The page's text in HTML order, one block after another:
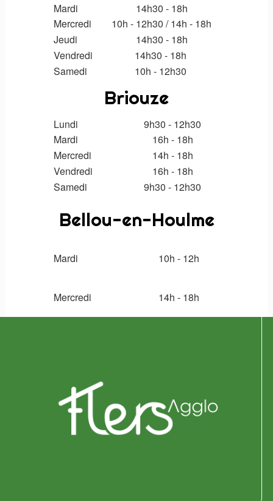
Mardi
14h30 - 18h
Mercredi
10h - 12h30 /14h - 18h
Jeudi
14h30 - 18h
Vendredi
14h30 - 18h
Samedi
10h - 12h30
Briouze
Lundi
9h30 - 12h30
Mardi
16h - 18h
Mercredi
14h - 18h
Vendredi
16h - 18h
Samedi
9h30 - 12h30
Bellou-en-Houlme
Mardi 10h - 12h
Mercredi 14h - 18h